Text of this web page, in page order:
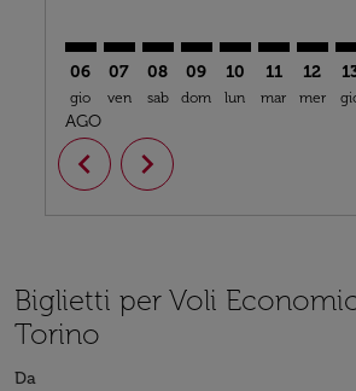
06
gio
AGO
07
ven
08
sab
09
dom
10
lun
11
mar
12
mer
chevron_left chevron_right
Biglietti per Voli
Torino
Da